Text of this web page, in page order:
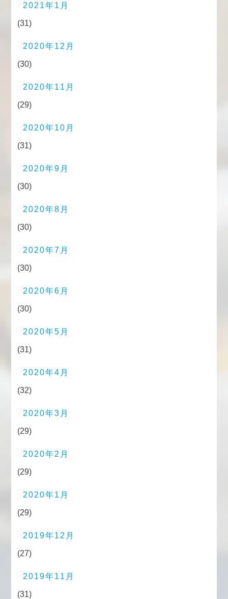
2021年1月
(31)
2020年12月
(30)
2020年11月
(29)
2020年10月
(31)
2020年9月
(30)
2020年8月
(30)
2020年7月
(30)
2020年6月
(30)
2020年5月
(31)
2020年4月
(32)
2020年3月
(29)
2020年2月
(29)
2020年1月
(29)
2019年12月
(27)
2019年11月
(31)